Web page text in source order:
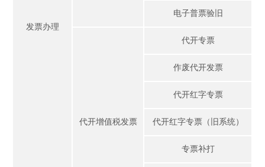
发票办理
电子普票验旧
代开增值税发票
代开专票
作废代开发票
代开红字专票
代开红字专票（旧系统）
专票补打